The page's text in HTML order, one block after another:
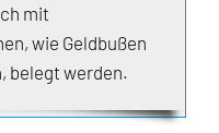
mit
wie Geldbußen
belegt werden.